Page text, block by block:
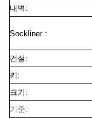
내벽:
Sockliner :
건설:
키:
크기:
기준: